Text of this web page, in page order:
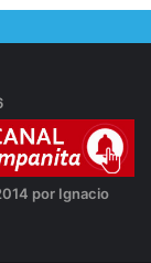
por Ignacio